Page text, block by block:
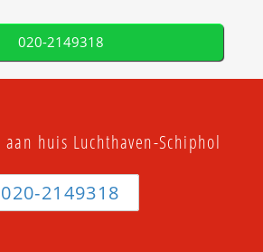
020-2149318
huis Luchthaven-Schiphol
020-2149318